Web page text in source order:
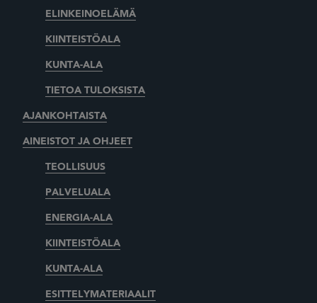
ELINKEINOELÄMÄ
KIINTEISTÖALA
KUNTA-ALA
TIETOA TULOKSISTA
AJANKOHTAISTA
AINEISTOT JA OHJEET
TEOLLISUUS
PALVELUALA
ENERGIA-ALA
KIINTEISTÖALA
KUNTA-ALA
ESITTELYMATERIAALIT